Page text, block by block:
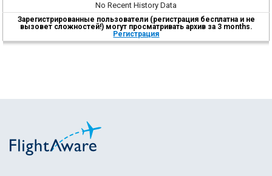
No Recent History Data
Зарегистрированные пользователи (регистрация бесплатна и не
вызовет сложностей!) могут просматривать архив за 3 months.
Регистрация